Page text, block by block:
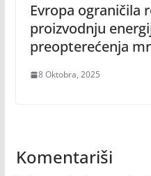
Evropa ograničila
proizvodnju
preopterećenja
8 Oktobra, 2025
Komentariši